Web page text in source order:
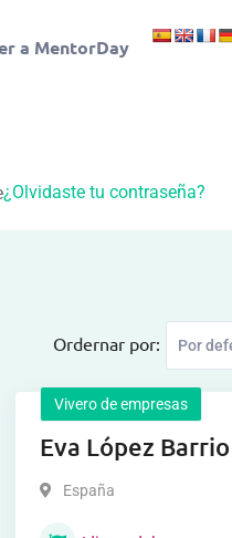
a MentorDay
¿Olvidaste tu contraseña?
Ordernar por:
Vivero de empresas
Eva López Barrio
España